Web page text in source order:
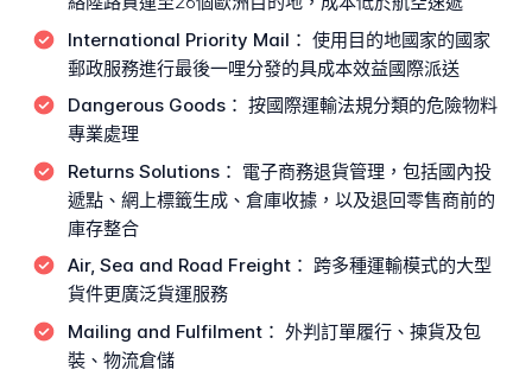
International Priority Mail： 使用目的地國家的國家
郵政服務進行最後一哩分發的具成本效益國際派送
Dangerous Goods： 按國際運輸法規分類的危險物料
專業處理
Returns Solutions： 電子商務退貨管理，包括國內投
遞點、網上標籤生成、倉庫收據，以及退回零售商前的
庫存整合
Air, Sea and Road Freight： 跨多種運輸模式的大型
貨件更廣泛貨運服務
Mailing and Fulfilment： 外判訂單履行、揀貨及包
裝、物流倉儲